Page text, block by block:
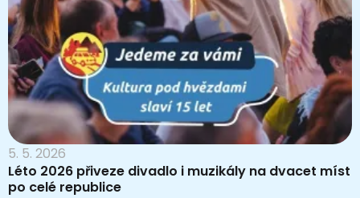
5. 5. 2026
Léto 2026 přiveze divadlo i muzikály na dvacet míst
po celé republice